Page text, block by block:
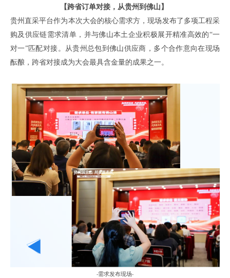
【跨省订单对接 ， 从贵州到佛山】
贵州直采平台作为本次大会的核心需求方，现场发布了多项工程采
购及供应链需求清单， 并与佛山本土企业积极展开精准高效的“一
对一”匹配对接。从贵州总包到佛山供应商，多个合作意向在现场
酝酿 ，跨省对接成为大会最具含金量的成果之一。
-需求发布现场-